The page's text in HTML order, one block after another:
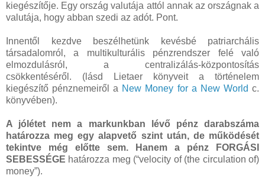
kiegészítője. Egy ország valutája attól annak az országnak a
valutája, hogy abban szedi az adót. Pont.
Innentől kezdve beszélhetünk kevésbé patriarchális
társadalomról, a multikulturális pénzrendszer felé való
elmozdulásról, a centralizálás-központosítás
csökkentéséről. (lásd Lietaer könyveit a történelem
kiegészítő pénznemeiről a New Money for a New World c.
könyvében).
A jólétet nem a markunkban lévő pénz darabszáma
határozza meg egy alapvető szint után, de működését
tekintve még előtte sem. Hanem a pénz FORGÁSI
SEBESSÉGE határozza meg (“velocity of (the circulation of)
money”).